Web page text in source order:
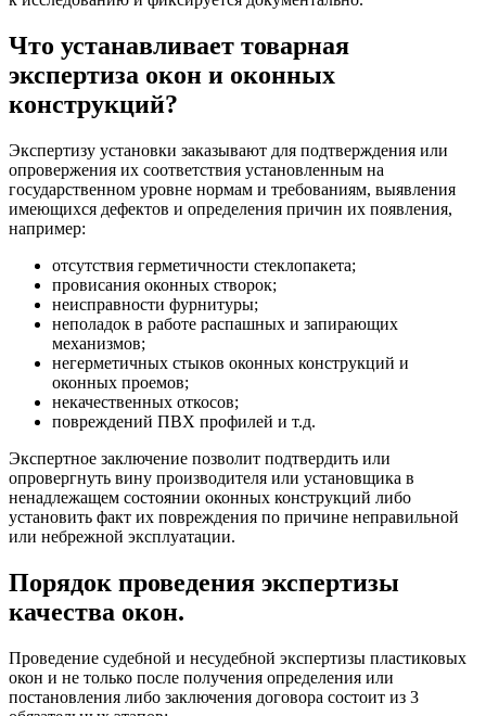
Что устанавливает товарная
экспертиза окон и оконных
конструкций?
Экспертизу установки заказывают для подтверждения или
опровержения их соответствия установленным на
государственном уровне нормам и требованиям, выявления
имеющихся дефектов и определения причин их появления,
например:
отсутствия герметичности стеклопакета;
провисания оконных створок;
неисправности фурнитуры;
неполадок в работе распашных и запирающих
механизмов;
негерметичных стыков оконных конструкций и
оконных проемов;
некачественных откосов;
повреждений ПВХ профилей и т.д.
Экспертное заключение позволит подтвердить или
опровергнуть вину производителя или установщика в
ненадлежащем состоянии оконных конструкций либо
установить факт их повреждения по причине неправильной
или небрежной эксплуатации.
Порядок проведения экспертизы
качества окон.
Проведение судебной и несудебной экспертизы пластиковых
окон и не только после получения определения или
постановления либо заключения договора состоит из 3